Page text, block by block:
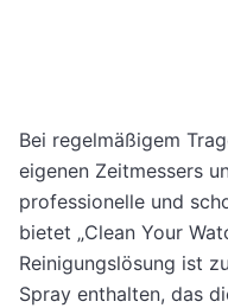
Bei regelmäßigem
eigenen Zeitmessers
professionelle und
bietet „Clean Your
Reinigungslösung ist
Spray enthalten, das